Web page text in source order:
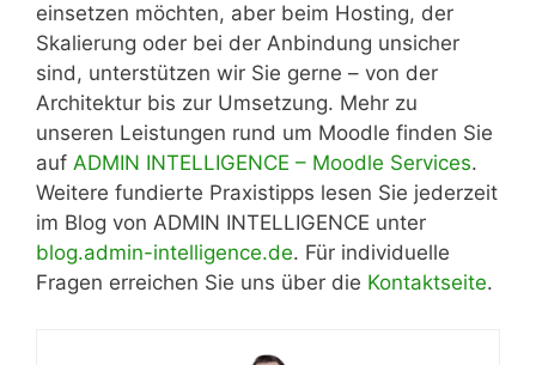
einsetzen möchten, aber beim Hosting, der
Skalierung oder bei der Anbindung unsicher
sind, unterstützen wir Sie gerne – von der
Architektur bis zur Umsetzung. Mehr zu
unseren Leistungen rund um Moodle finden Sie
auf ADMIN INTELLIGENCE – Moodle Services.
Weitere fundierte Praxistipps lesen Sie jederzeit
im Blog von ADMIN INTELLIGENCE unter
blog.admin-intelligence.de. Für individuelle
Fragen erreichen Sie uns über die Kontaktseite.